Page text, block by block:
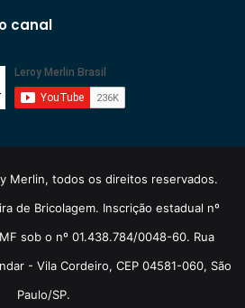
canal
Merlin, todos os direitos reservados.
de Bricolagem. Inscrição estadual nº
sob o nº 01.438.784/0048-60. Rua
- Vila Cordeiro, CEP 04581-060, São
Paulo/SP.